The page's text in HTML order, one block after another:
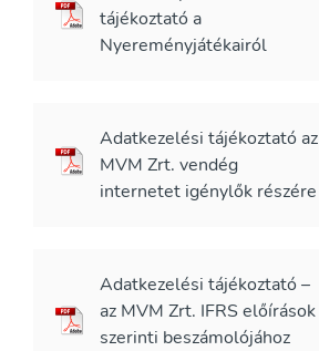
tájékoztató a
Nyereményjátékairól
Adatkezelési tájékoztató az
MVM Zrt. vendég
internetet igénylők részére
Adatkezelési tájékoztató –
az MVM Zrt. IFRS előírások
szerinti beszámolójához